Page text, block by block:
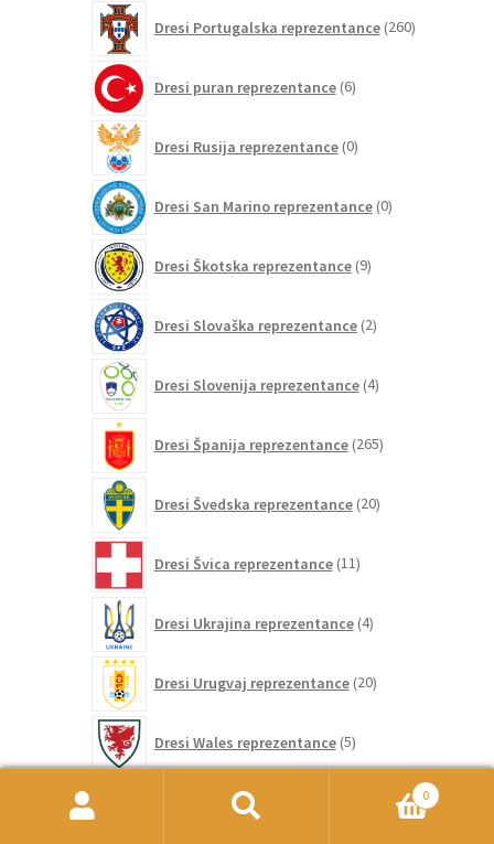
Dresi Portugalska reprezentance 260izdelkov
Dresi puran reprezentance 6izdelkov
Dresi Rusija reprezentance 0izdelkov
Dresi San Marino reprezentance 0izdelkov
Dresi Škotska reprezentance 9izdelkov
Dresi Slovaška reprezentance 2izdelka
Dresi Slovenija reprezentance 4izdelki
Dresi Španija reprezentance 265izdelkov
Dresi Švedska reprezentance 20izdelkov
Dresi Švica reprezentance 11izdelkov
Dresi Ukrajina reprezentance 4izdelki
Dresi Urugvaj reprezentance 20izdelkov
Dresi Wales reprezentance 5izdelkov
Dresi Združene države reprezentance 86
86
izdelkov
0